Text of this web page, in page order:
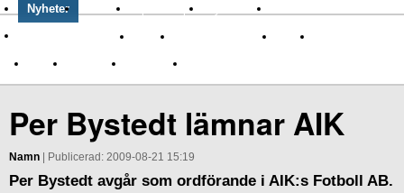
Nyheter Krönikor Sport & spel Nyhetsbrev
Om Idrottens Affärer
Affärer I spåren av Corona Arena
Namn Sponsring TV-nyheter
Per Bystedt lämnar AIK
Namn | Publicerad: 2009-08-21 15:19
Per Bystedt avgår som ordförande i AIK:s Fotboll AB.